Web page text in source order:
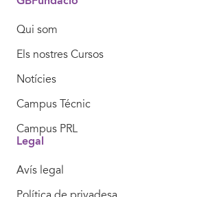
Qui som
Els nostres Cursos
Notícies
Campus Técnic
Campus PRL
Legal
Avís legal